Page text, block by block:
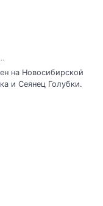
на Новосибирской
и Сеянец Голубки.